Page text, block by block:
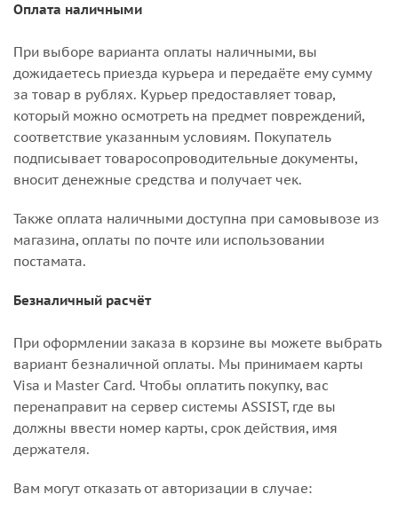
Оплата наличными
При выборе варианта оплаты наличными, вы
дожидаетесь приезда курьера и передаёте ему сумму
за товар в рублях. Курьер предоставляет товар,
который можно осмотреть на предмет повреждений,
соответствие указанным условиям. Покупатель
подписывает товаросопроводительные документы,
вносит денежные средства и получает чек.
Также оплата наличными доступна при самовывозе из
магазина, оплаты по почте или использовании
постамата.
Безналичный расчёт
При оформлении заказа в корзине вы можете выбрать
вариант безналичной оплаты. Мы принимаем карты
Visa и Master Card. Чтобы оплатить покупку, вас
перенаправит на сервер системы ASSIST, где вы
должны ввести номер карты, срок действия, имя
держателя.
Вам могут отказать от авторизации в случае: